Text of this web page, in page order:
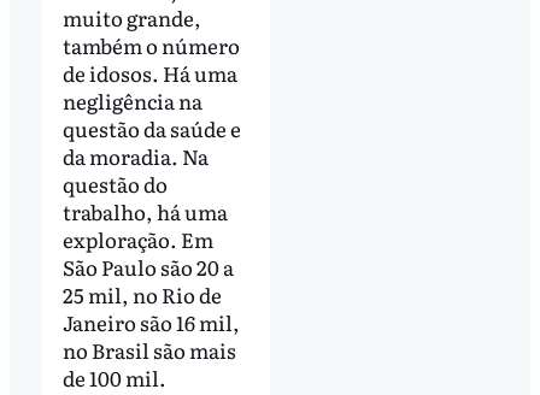
muito grande,
também o número
de idosos. Há uma
negligência na
questão da saúde e
da moradia. Na
questão do
trabalho, há uma
exploração. Em
São Paulo são 20 a
25 mil, no Rio de
Janeiro são 16 mil,
no Brasil são mais
de 100 mil.